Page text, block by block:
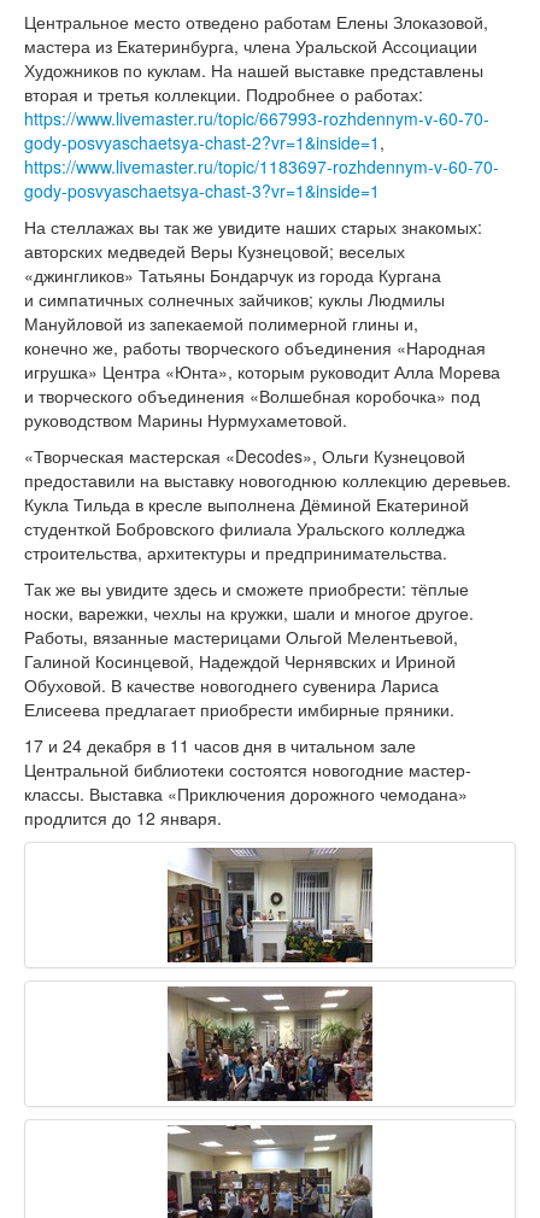
Центральное место отведено работам Елены Злоказовой,
мастера из Екатеринбурга, члена Уральской Ассоциации
Художников по куклам. На нашей выставке представлены
вторая и третья коллекции. Подробнее о работах:
https://www.livemaster.ru/topic/667993-rozhdennym-v-60-70-
gody-posvyaschaetsya-chast-2?vr=1&inside=1 ,
https://www.livemaster.ru/topic/1183697-rozhdennym-v-60-70-
gody-posvyaschaetsya-chast-3?vr=1&inside=1
На стеллажах вы так же увидите наших старых знакомых:
авторских медведей Веры Кузнецовой; веселых
«джингликов» Татьяны Бондарчук из города Кургана
и симпатичных солнечных зайчиков; куклы Людмилы
Мануйловой из запекаемой полимерной глины и,
конечно же, работы творческого объединения «Народная
игрушка» Центра «Юнта», которым руководит Алла Морева
и творческого объединения «Волшебная коробочка» под
руководством Марины Нурмухаметовой.
«Творческая мастерская «Decodes», Ольги Кузнецовой
предоставили на выставку новогоднюю коллекцию деревьев.
Кукла Тильда в кресле выполнена Дёминой Екатериной
студенткой Бобровского филиала Уральского колледжа
строительства, архитектуры и предпринимательства.
Так же вы увидите здесь и сможете приобрести: тёплые
носки, варежки, чехлы на кружки, шали и многое другое.
Работы, вязанные мастерицами Ольгой Мелентьевой,
Галиной Косинцевой, Надеждой Чернявских и Ириной
Обуховой. В качестве новогоднего сувенира Лариса
Елисеева предлагает приобрести имбирные пряники.
17 и 24 декабря в 11 часов дня в читальном зале
Центральной библиотеки состоятся новогодние мастер-
классы. Выставка «Приключения дорожного чемодана»
продлится до 12 января.